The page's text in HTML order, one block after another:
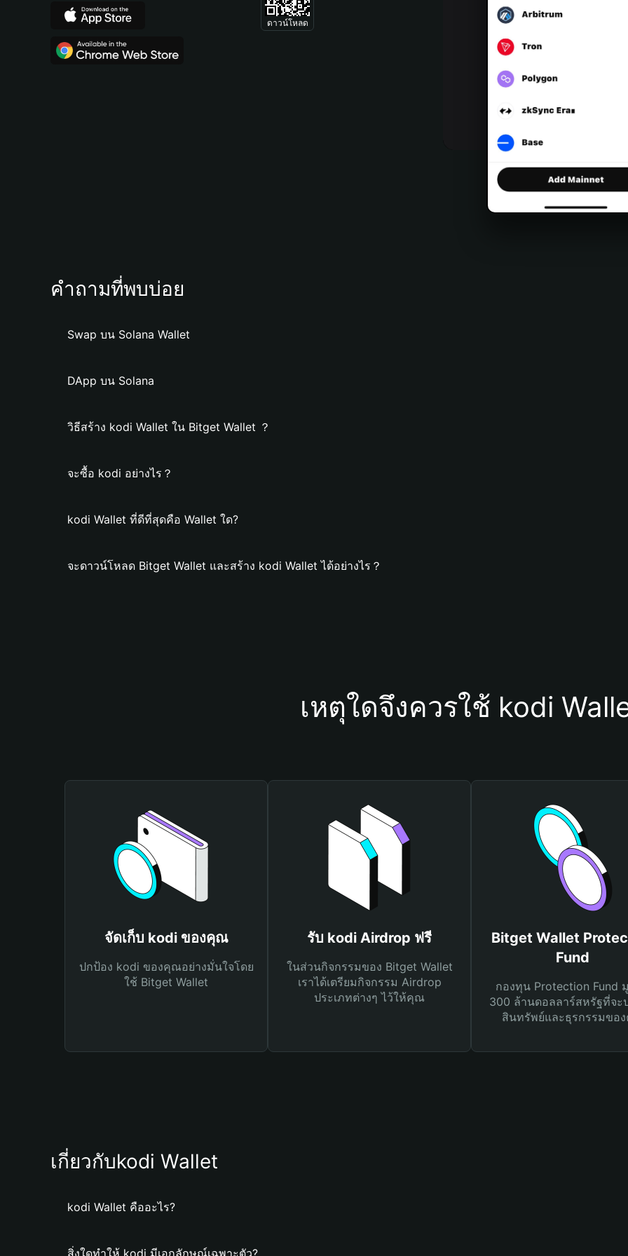
ดาวน์โหลด
คำถามที่พบบ่อย
Swap บน Solana Wallet
DApp บน Solana
วิธีสร้าง kodi Wallet ใน Bitget Wallet ？
จะซื้อ kodi อย่างไร？
kodi Wallet ที่ดีที่สุดคือ Wallet ใด?
จะดาวน์โหลด Bitget Wallet และสร้าง kodi Wallet ได้อย่างไร？
เหตุใดจึงควรใช้ kodi
จัดเก็บ kodi ของคุณ
ปกป้อง kodi ของคุณอย่างมั่นใจโดย
ใช้ Bitget Wallet
รับ kodi Airdrop ฟรี
ในส่วนกิจกรรมของ Bitget Wallet
เราได้เตรียมกิจกรรม Airdrop
ประเภทต่างๆ ไว้ให้คุณ
Bitget Wallet
Fund
กองทุน Protection Fund
300 ล้านดอลลาร์สหรัฐที่จะ
สินทรัพย์และธุรกรรมขอ
เกี่ยวกับkodi Wallet
kodi Wallet คืออะไร?
สิ่งใดทำให้ kodi มีเอกลักษณ์เฉพาะตัว?